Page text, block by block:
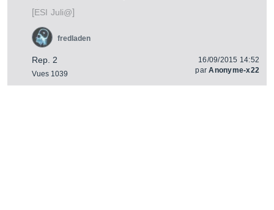
[ESI Juli@]
Rep. 2
Vues 1039
fredladen
16/09/2015 14:52
parAnonyme-x22